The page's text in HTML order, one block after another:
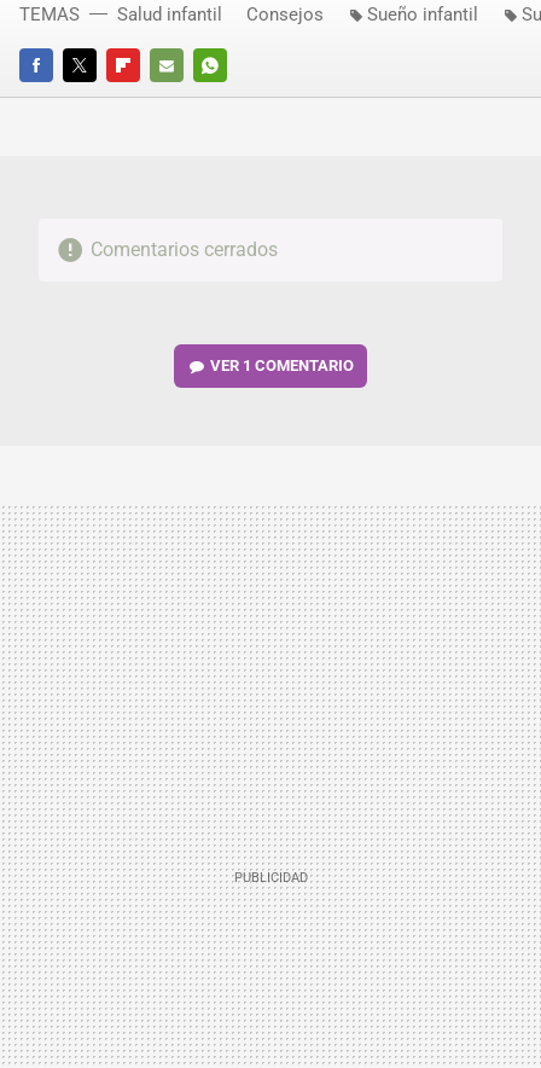
FACEBOOKTWITTERFLIPBOARD
E-
WHATSAPP
TEMAS Salud infantil Consejos Sueño infantil
Comentarios cerrados
VER 1 COMENTARIO